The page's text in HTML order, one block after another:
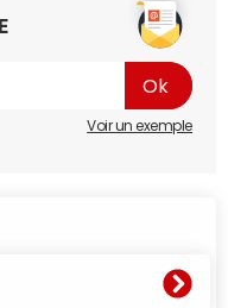
Voir un exemple